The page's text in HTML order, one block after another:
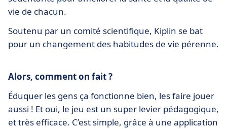
vie de chacun.
Soutenu par un comité scientifique, Kiplin se bat
pour un changement des habitudes de vie pérenne.
Alors, comment on fait ?
Éduquer les gens ça fonctionne bien, les faire jouer
aussi ! Et oui, le jeu est un super levier pédagogique,
et très efficace. C’est simple, grâce à une application